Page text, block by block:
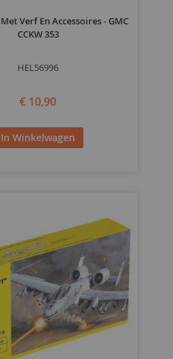
Verf En Accessoires - GMC
CCKW 353
HEL56996
€ 10,90
In Winkelwagen